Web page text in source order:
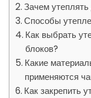
Зачем утеплять
Способы
Как выбрать
блоков?
Какие
применяются
Как закрепить